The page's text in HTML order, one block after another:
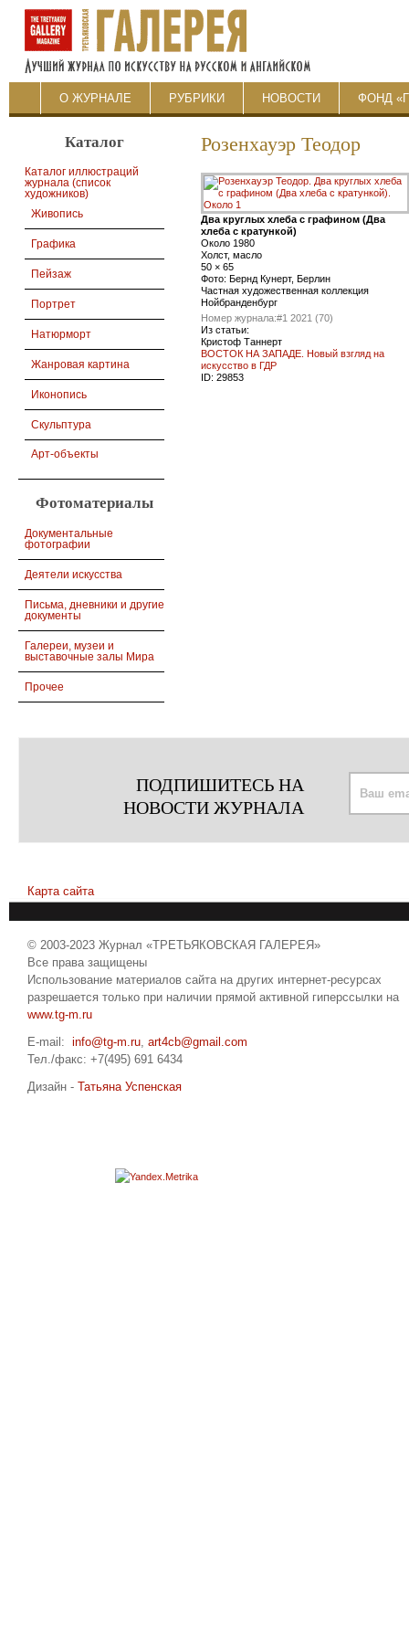
О ЖУРНАЛЕ РУБРИКИ НОВОСТИ ФОНД
Каталог
Каталог иллюстраций
журнала (список
художников)
Живопись
Графика
Пейзаж
Портрет
Натюрморт
Жанровая картина
Иконопись
Скульптура
Арт-объекты
Фотоматериалы
Документальные
фотографии
Деятели искусства
Письма, дневники и другие
документы
Галереи, музеи и
выставочные залы Мира
Прочее
Розенхауэр Теодор
Два круглых хлеба с графином (Два
хлеба с кратункой)
Около 1980
Холст, масло
50 × 65
Фото: Бернд Кунерт, Берлин
Частная художественная коллекция
Нойбранденбург
Номер журнала:#1 2021 (70)
Из статьи:
Кристоф Таннерт
ВОСТОК НА ЗАПАДЕ. Новый взгляд на
искусство в ГДР
ID: 29853
ПОДПИШИТЕСЬ НА
НОВОСТИ ЖУРНАЛА
Карта сайта
© 2003-2023 Журнал «ТРЕТЬЯКОВСКАЯ ГАЛЕРЕЯ»
Все права защищены
Использование материалов сайта на других интернет-ресурсах
разрешается только при наличии прямой активной гиперссылки на
www.tg-m.ru
E-mail: info@tg-m.ru, art4cb@gmail.com
Тел./факс: +7(495) 691 6434
Дизайн - Татьяна Успенская